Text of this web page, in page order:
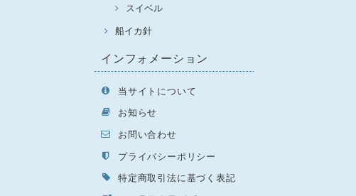
スイベル
船イカ針
インフォメーション
当サイトについて
お知らせ
お問い合わせ
プライバシーポリシー
特定商取引法に基づく表記